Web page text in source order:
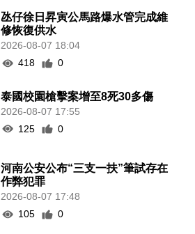
氹仔徐日昇寅公馬路爆水管完成維
修恢復供水
2026-08-07 18:04
418
0
泰國校園槍擊案增至8死30多傷
2026-08-07 17:55
125
0
河南公安公布“三支一扶”筆試存在
作弊犯罪
2026-08-07 17:48
105
0